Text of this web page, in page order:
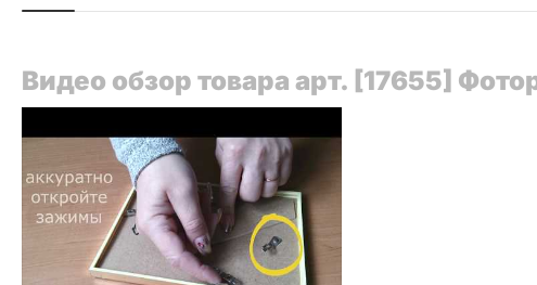
Видео обзор товара арт. [17655]